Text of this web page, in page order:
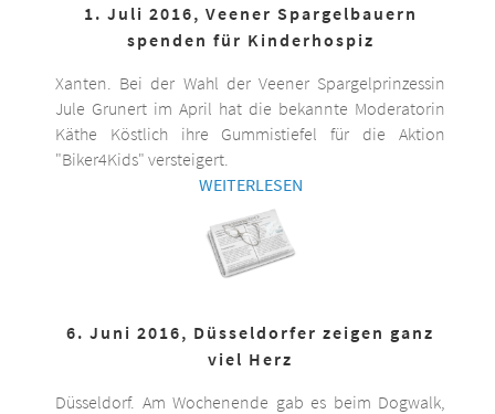
1. Juli 2016, Veener Spargelbauern
spenden für Kinderhospiz
Xanten. Bei der Wahl der Veener Spargelprinzessin
Jule Grunert im April hat die bekannte Moderatorin
Käthe Köstlich ihre Gummistiefel für die Aktion
"Biker4Kids" versteigert.
WEITERLESEN
6. Juni 2016, Düsseldorfer zeigen ganz
viel Herz
Düsseldorf. Am Wochenende gab es beim Dogwalk,